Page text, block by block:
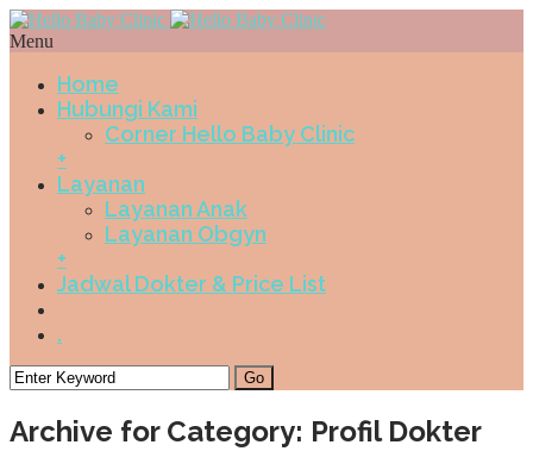
Menu
Home
Hubungi Kami
Corner Hello Baby Clinic
+
Layanan
Layanan Anak
Layanan Obgyn
+
Jadwal Dokter & Price List
.
Archive for Category: Profil Dokter